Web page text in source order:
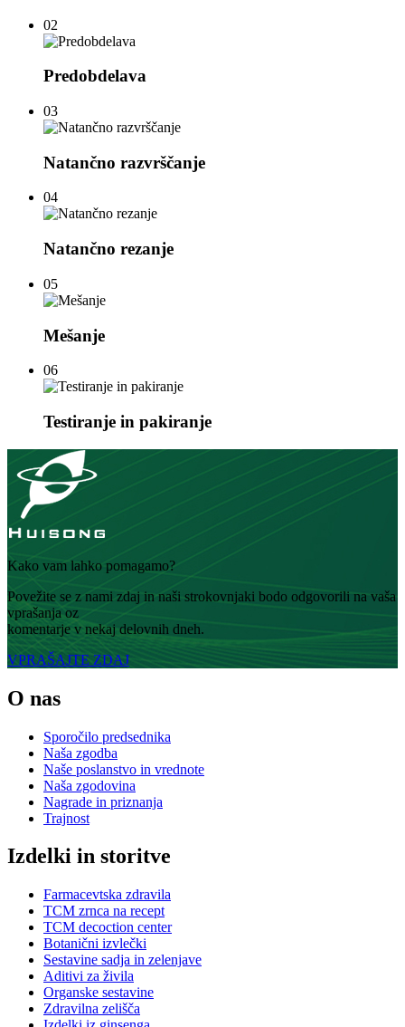
02
Predobdelava
03
Natančno razvrščanje
04
Natančno rezanje
05
Mešanje
06
Testiranje in pakiranje
Kako vam lahko pomagamo?
Povežite se z nami zdaj in naši strokovnjaki bodo odgovorili na vaša
vprašanja oz
komentarje v nekaj delovnih dneh.
VPRAŠAJTE ZDAJ
O nas
Sporočilo predsednika
Naša zgodba
Naše poslanstvo in vrednote
Naša zgodovina
Nagrade in priznanja
Trajnost
Izdelki in storitve
Farmacevtska zdravila
TCM zrnca na recept
TCM decoction center
Botanični izvlečki
Sestavine sadja in zelenjave
Aditivi za živila
Organske sestavine
Zdravilna zelišča